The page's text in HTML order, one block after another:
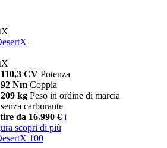
110,3 CV Potenza
92 Nm Coppia
209 kg Peso in ordine di marcia
senza carburante
da 16.990 € i
scopri di più
100